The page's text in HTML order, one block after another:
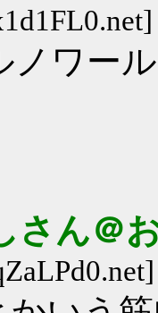
ノワー
さん＠